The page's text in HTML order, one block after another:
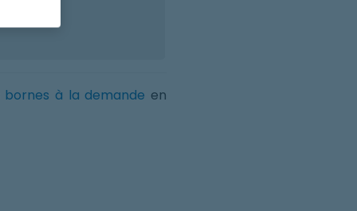
bornes à la demande en